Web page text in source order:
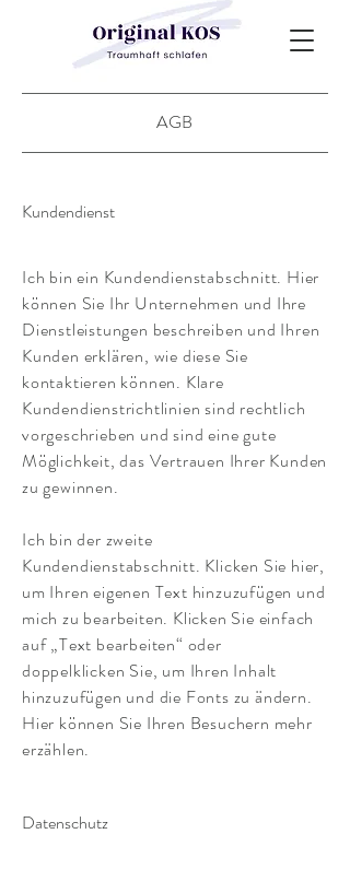
AGB
Kundendienst
Ich bin ein Kundendienstabschnitt. Hier
können Sie Ihr Unternehmen und Ihre
Dienstleistungen beschreiben und Ihren
Kunden erklären, wie diese Sie
kontaktieren können. Klare
Kundendienstrichtlinien sind rechtlich
vorgeschrieben und sind eine gute
Möglichkeit, das Vertrauen Ihrer Kunden
zu gewinnen.
Ich bin der zweite
Kundendienstabschnitt. Klicken Sie hier,
um Ihren eigenen Text hinzuzufügen und
mich zu bearbeiten. Klicken Sie einfach
auf „Text bearbeiten“ oder
doppelklicken Sie, um Ihren Inhalt
hinzuzufügen und die Fonts zu ändern.
Hier können Sie Ihren Besuchern mehr
erzählen.
Datenschutz